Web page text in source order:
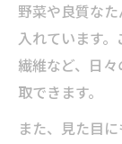
野菜や良質な
入れています
繊維など、日
取できます。
また、見た目